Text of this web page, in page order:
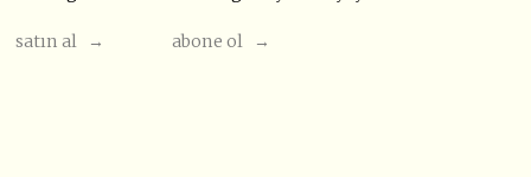
satın al → abone ol →